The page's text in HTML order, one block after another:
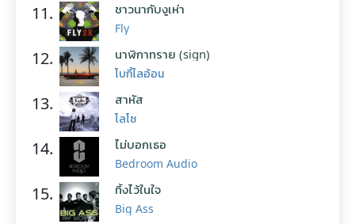
11. ชาวนากับงูเห่า
Fly
12. นาฬิกาทราย (sign)
โบกี้ไลอ้อน
13. สาหัส
โลโซ
14. ไม่บอกเธอ
Bedroom Audio
15. ทิ้งไว้ในใจ
Big Ass